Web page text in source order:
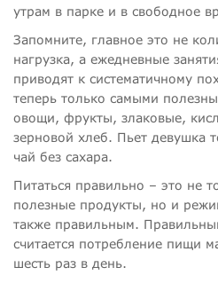
утрам в парке и в свободное
Запомните, главное это не
нагрузка, а ежедневные
приводят к систематичному
теперь только самыми
овощи, фрукты, злаковые,
зерновой хлеб. Пьет девушка
чай без сахара.
Питаться правильно – это не
полезные продукты, но и
также правильным.
считается потребление пищи
шесть раз в день.